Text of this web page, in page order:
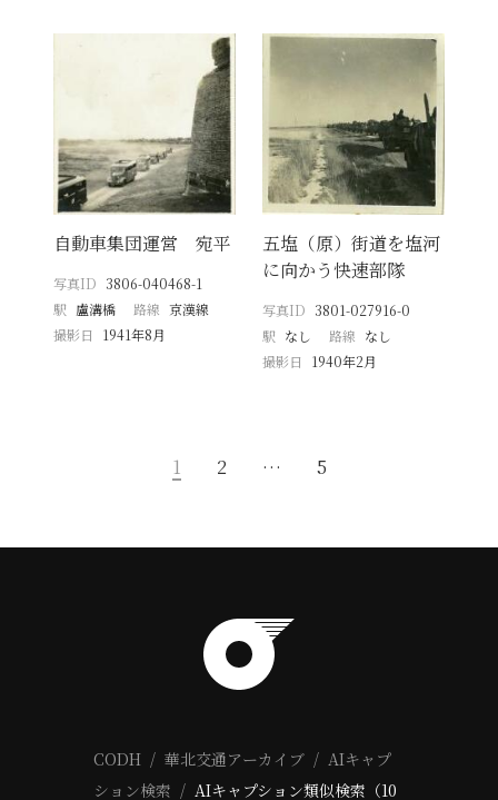
自動車集団運営 宛平
写真ID 3806-040468-1
駅 盧溝橋 路線 京漢線
撮影日
1941年8月
五塩（原）街道を塩河
に向かう快速部隊
写真ID 3801-027916-0
駅 なし 路線 なし
撮影日
1940年2月
1 2 … 5
CODH 華北交通アーカイブ
AIキャプ
ション検索
AIキャプション類似検索（10